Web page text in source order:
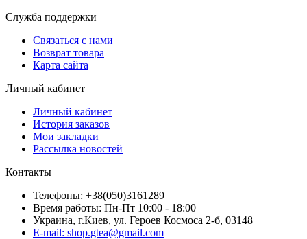
Служба поддержки
Связаться с нами
Возврат товара
Карта сайта
Личный кабинет
Личный кабинет
История заказов
Мои закладки
Рассылка новостей
Контакты
Телефоны: +38(050)3161289
Время работы: Пн-Пт 10:00 - 18:00
Украина, г.Киев, ул. Героев Космоса 2-б, 03148
E-mail: shop.gtea@gmail.com